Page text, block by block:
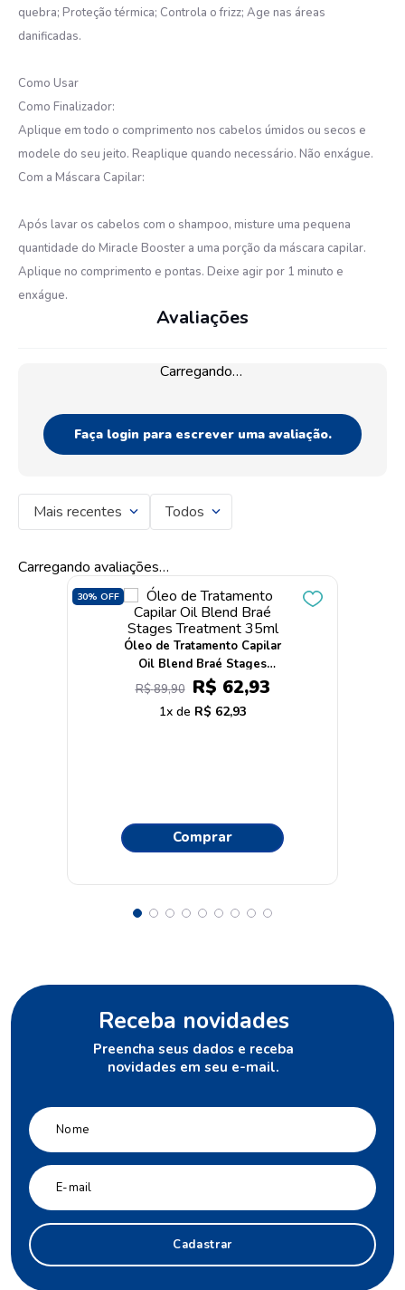
quebra; Proteção térmica; Controla o frizz; Age nas áreas
danificadas.
Como Usar
Como Finalizador:
Aplique em todo o comprimento nos cabelos úmidos ou secos e
modele do seu jeito. Reaplique quando necessário. Não enxágue.
Com a Máscara Capilar:
Após lavar os cabelos com o shampoo, misture uma pequena
quantidade do Miracle Booster a uma porção da máscara capilar.
Aplique no comprimento e pontas. Deixe agir por 1 minuto e
enxágue.
Avaliações
Carregando…
Faça login para escrever uma avaliação.
Mais recentes Todos
Carregando avaliações…
30% OFF
Óleo de Tratamento Capilar
Oil Blend Braé Stages
Treatment 35ml
R$89,90 R$ 62,93
1 R$ 62,93
Comprar
Receba novidades
Preencha seus dados e receba
novidades em seu e-mail.
Cadastrar